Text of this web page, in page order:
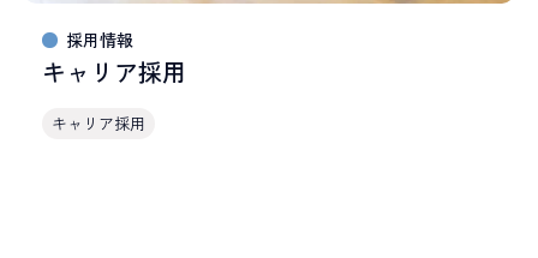
採用情報
キャリア採用
キャリア採用